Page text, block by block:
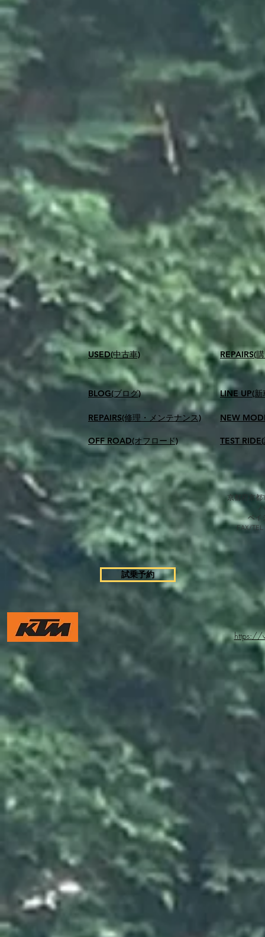
USED(中古車)
BLOG(ブログ)
REPAIRS(修理・メンテナンス)
OFF ROAD(オフロード)
​REPAIRS(
LINE UP(新
NEW
TEST
京都府京都
ベイ
FAX/TEL
試乗予約
https://